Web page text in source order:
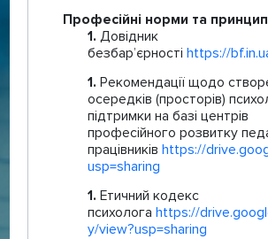
Професійні норми та
Довідник
безбар’єрності https://
Рекомендації щодо
осередків (просторів)
підтримки на базі центрів
професійного розвитку
працівників https://
usp=sharing
Етичний кодекс
психолога https://
y/view?usp=sharing